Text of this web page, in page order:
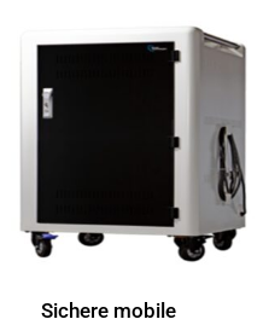
Sichere mobile